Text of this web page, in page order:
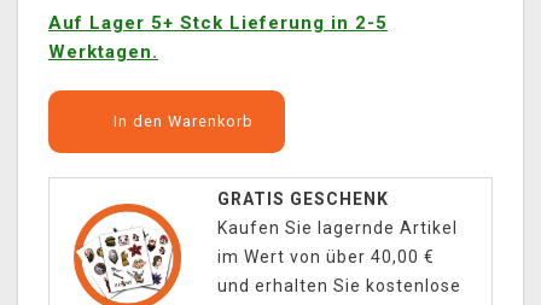
Auf Lager 5+ Stck Lieferung in 2-5
Werktagen.
In den Warenkorb
GRATIS GESCHENK
Kaufen Sie lagernde Artikel
im Wert von über 40,00 €
und erhalten Sie kostenlose